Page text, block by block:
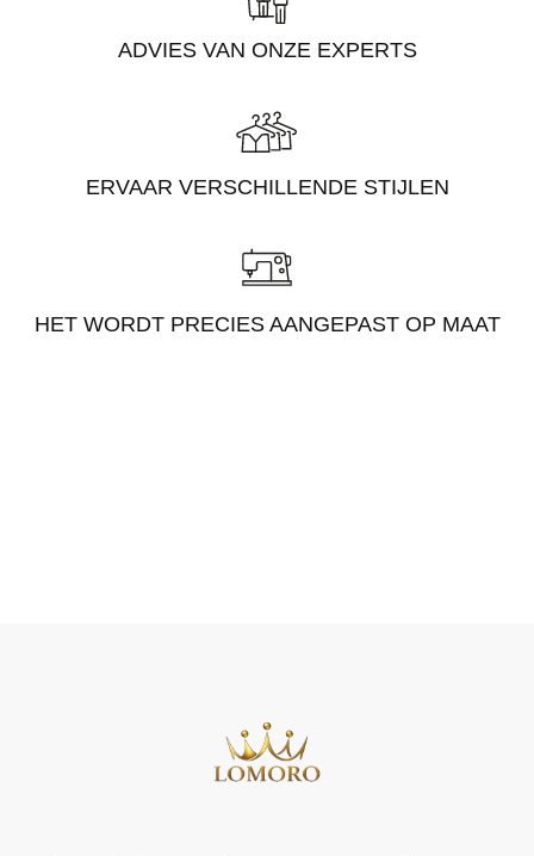
ADVIES VAN ONZE EXPERTS
ERVAAR VERSCHILLENDE STIJLEN
HET WORDT PRECIES AANGEPAST OP MAAT